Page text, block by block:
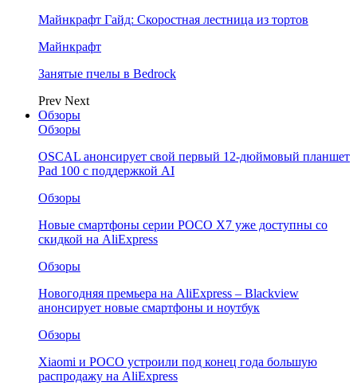
Майнкрафт Гайд: Скоростная лестница из тортов
Майнкрафт
Занятые пчелы в Bedrock
Prev Next
Обзоры
Обзоры
OSCAL анонсирует свой первый 12-дюймовый планшет
Pad 100 с поддержкой AI
Обзоры
Новые смартфоны серии POCO X7 уже доступны со
скидкой на AliExpress
Обзоры
Новогодняя премьера на AliExpress – Blackview
анонсирует новые смартфоны и ноутбук
Обзоры
Xiaomi и POCO устроили под конец года большую
распродажу на AliExpress